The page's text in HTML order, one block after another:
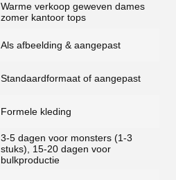
Warme verkoop geweven dames
zomer kantoor tops
Als afbeelding & aangepast
Standaardformaat of aangepast
Formele kleding
3-5 dagen voor monsters (1-3
stuks), 15-20 dagen voor
bulkproductie